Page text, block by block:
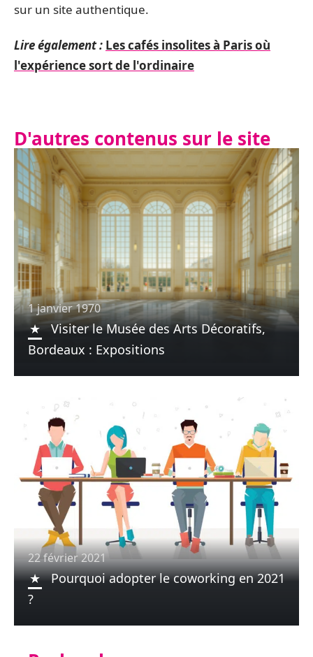
sur un site authentique.
Lire également : Les cafés insolites à Paris où
l'expérience sort de l'ordinaire
D'autres contenus sur le site
1 janvier 1970
Visiter le Musée des Arts Décoratifs,
Bordeaux : Expositions
22 février 2021
Pourquoi adopter le coworking en 2021
?